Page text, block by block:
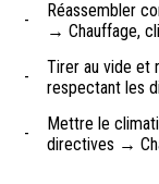
-
Réassembler
→ Chauffage,
-
Tirer au vide et
respectant les
-
Mettre le
directives →